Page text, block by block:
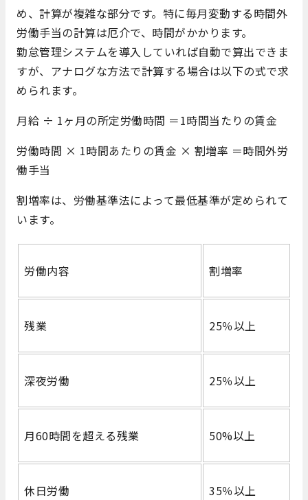
め、計算が複雑な部分です。特に毎月変動する時間外
労働手当の計算は厄介で、時間がかかります。
勤怠管理システムを導入していれば自動で算出できま
すが、アナログな方法で計算する場合は以下の式で求
められます。
月給 ÷ 1ヶ月の所定労働時間 ＝1時間当たりの賃金
労働時間 × 1時間あたりの賃金 × 割増率 ＝時間外労
働手当
割増率は、労働基準法によって最低基準が定められて
います。
労働内容 割増率
残業 25％以上
深夜労働 25％以上
月60時間を超える残業 50%以上
休日労働 35％以上